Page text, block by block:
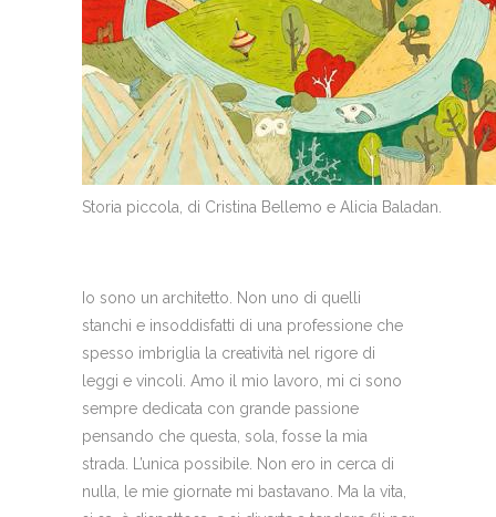
Storia piccola, di Cristina Bellemo e Alicia Baladan.
Io sono un architetto. Non uno di quelli
stanchi e insoddisfatti di una professione che
spesso imbriglia la creatività nel rigore di
leggi e vincoli. Amo il mio lavoro, mi ci sono
sempre dedicata con grande passione
pensando che questa, sola, fosse la mia
strada. L’unica possibile. Non ero in cerca di
nulla, le mie giornate mi bastavano. Ma la vita,